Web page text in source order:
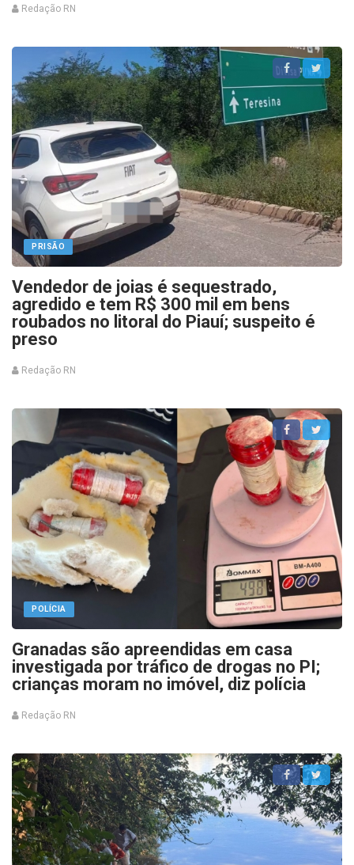
Redação RN
PRISÃO
Vendedor de joias é sequestrado,
agredido e tem R$ 300 mil em bens
roubados no litoral do Piauí; suspeito é
preso
Redação RN
POLÍCIA
Granadas são apreendidas em casa
investigada por tráfico de drogas no PI;
crianças moram no imóvel, diz polícia
Redação RN